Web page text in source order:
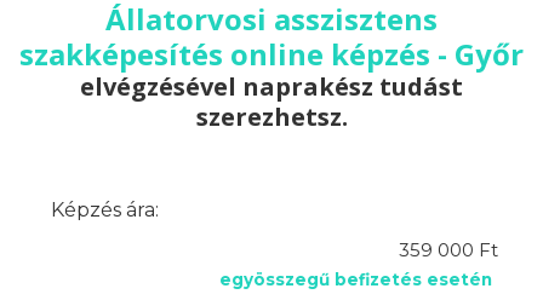
Állatorvosi asszisztens
szakképesítés online képzés - Győr
elvégzésével naprakész tudást
szerezhetsz.
Képzés ára:
359 000 Ft
egyösszegű befizetés esetén